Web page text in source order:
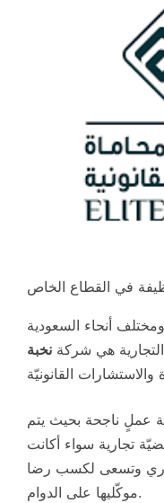
في القطاع الخاص
ومختلف أنحاء السعودية
هي شركة نخبة
عملٍ ناجحة بحيث يتم
تجارية سواء أكانت
وتسعى لكسب رضا
موكّليها على الدوام.